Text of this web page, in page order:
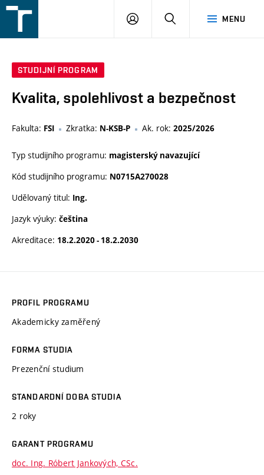
v
MENU
PŘIHLÁŠENÍ
STUDIJNÍ PROGRAM
Kvalita, spolehlivost a bezpečnost
Fakulta: FSI Zkratka: N-KSB-P Ak. rok: 2025/2026
Typ studijního programu: magisterský navazující
Kód studijního programu: N0715A270028
Udělovaný titul: Ing.
Jazyk výuky: čeština
Akreditace: 18.2.2020 - 18.2.2030
PROFIL PROGRAMU
Akademicky zaměřený
FORMA STUDIA
Prezenční studium
STANDARDNÍ DOBA STUDIA
2 roky
GARANT PROGRAMU
doc. Ing. Róbert Jankových, CSc.